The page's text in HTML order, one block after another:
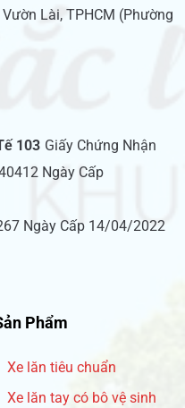
Lài, TPHCM (Phường
103 Giấy Chứng Nhận
Ngày Cấp
Ngày Cấp 14/04/2022
Phẩm
Xe lăn tiêu chuẩn
Xe lăn tay có bô vệ sinh